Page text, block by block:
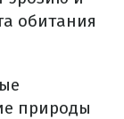
обитания
природы